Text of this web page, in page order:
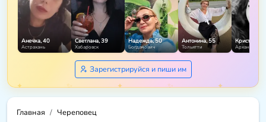
Анечка, 40
Астрахань
Светлана, 39
Хабаровск
Надежда, 50
Богданович
Антонина, 55
Тольятти
Кристина,
Архангельск
Зарегистрируйся и пиши им
Главная Череповец